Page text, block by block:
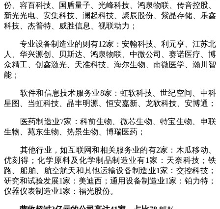
份、容百科技、国盾量子、光峰科技、鸿泉物联、传音控股、
新光光电、安集科技、澜起科技、聚辰股份、紫晶存储、乐鑫
科技、杰普特、威胜信息、视联动力；
专业设备制造业的则有12家：安翰科技、利元亨、江苏北
人、华兴源创、贝斯达、鸿泉物联、中微公司、赛诺医疗、博
众精工、创鑫激光、天准科技、海尔生物、南微医学、瀚川智
能；
软件和信息技术服务业8家：虹软科技、世纪空间、中科
星图、当虹科技、晶丰明源、恒安嘉新、龙软科技、安博通；
医药制造业7家：科前生物、微芯生物、特宝生物、申联
生物、苑东生物、热景生物、博瑞医药；
其他行业，如互联网和相关服务业的有2家：木瓜移动、
优刻得；化学原料及化学制品制造业有1家：天奈科技；铁
路、船舶、航空航天和其他运输设备制造业1家：交控科技；
研究和试验发展1家：美迪西；通用设备制造业1家：铂力特；
仪器仪表制造业1家：福光股份。